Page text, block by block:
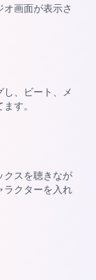
画面が表示さ
、ビート、メ
す。
クスを聴きなが
ラクターを入れ